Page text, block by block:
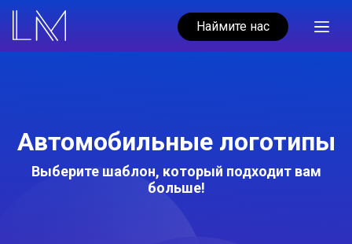
Наймите нас
Автомобильные логотипы
Выберите шаблон, который подходит вам
больше!